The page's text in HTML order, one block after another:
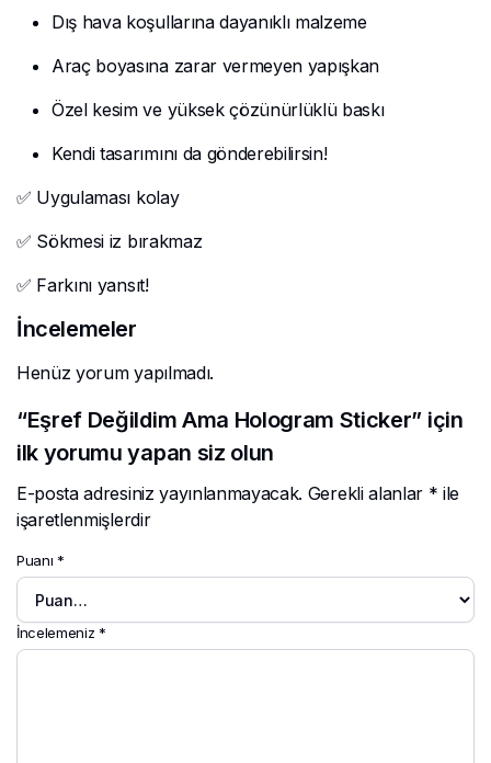
Dış hava koşullarına dayanıklı malzeme
Araç boyasına zarar vermeyen yapışkan
Özel kesim ve yüksek çözünürlüklü baskı
Kendi tasarımını da gönderebilirsin!
✅ Uygulaması kolay
✅ Sökmesi iz bırakmaz
✅ Farkını yansıt!
İncelemeler
Henüz yorum yapılmadı.
“Eşref Değildim Ama Hologram Sticker” için
ilk yorumu yapan siz olun
E-posta adresiniz yayınlanmayacak. Gerekli alanlar * ile
işaretlenmişlerdir
Puanı *
İncelemeniz *